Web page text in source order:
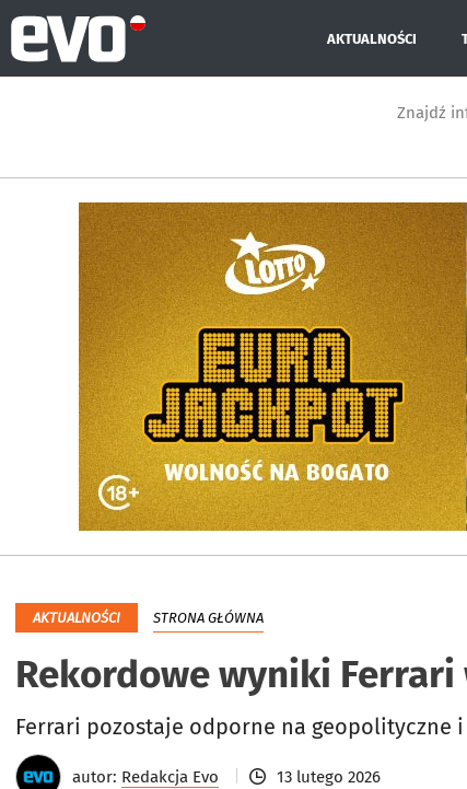
AKTUALNOŚCI
Znajdź
AKTUALNOŚCI STRONA GŁÓWNA
Rekordowe wyniki
Ferrari pozostaje odporne na
autor: Redakcja Evo 13 lutego 2026